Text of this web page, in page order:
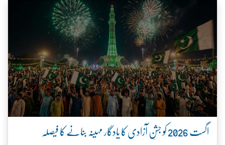
اگست 2026 کو جشنِ آزادی کا یادگار مہینہ بنانے کا فیصلہ